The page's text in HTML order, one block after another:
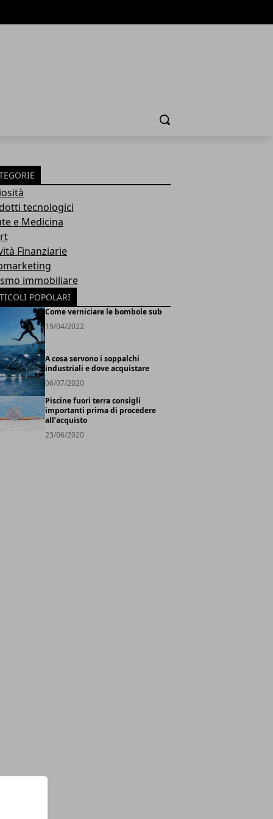
Cerca
tecnologici
e Medicina
Finanziarie
immobiliare
POPOLARI
Come verniciare le bombole sub
19/04/2022
A cosa servono i soppalchi
industriali e dove acquistare
06/07/2020
Piscine fuori terra consigli
importanti prima di procedere
all’acquisto
23/06/2020